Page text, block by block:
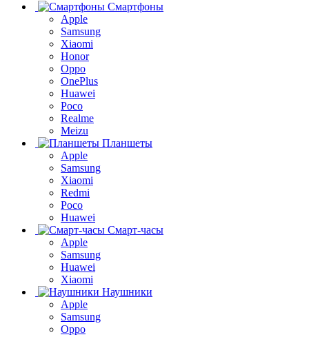
Смартфоны
Apple
Samsung
Xiaomi
Honor
Oppo
OnePlus
Huawei
Poco
Realme
Meizu
Планшеты
Apple
Samsung
Xiaomi
Redmi
Poco
Huawei
Смарт-часы
Apple
Samsung
Huawei
Xiaomi
Наушники
Apple
Samsung
Oppo